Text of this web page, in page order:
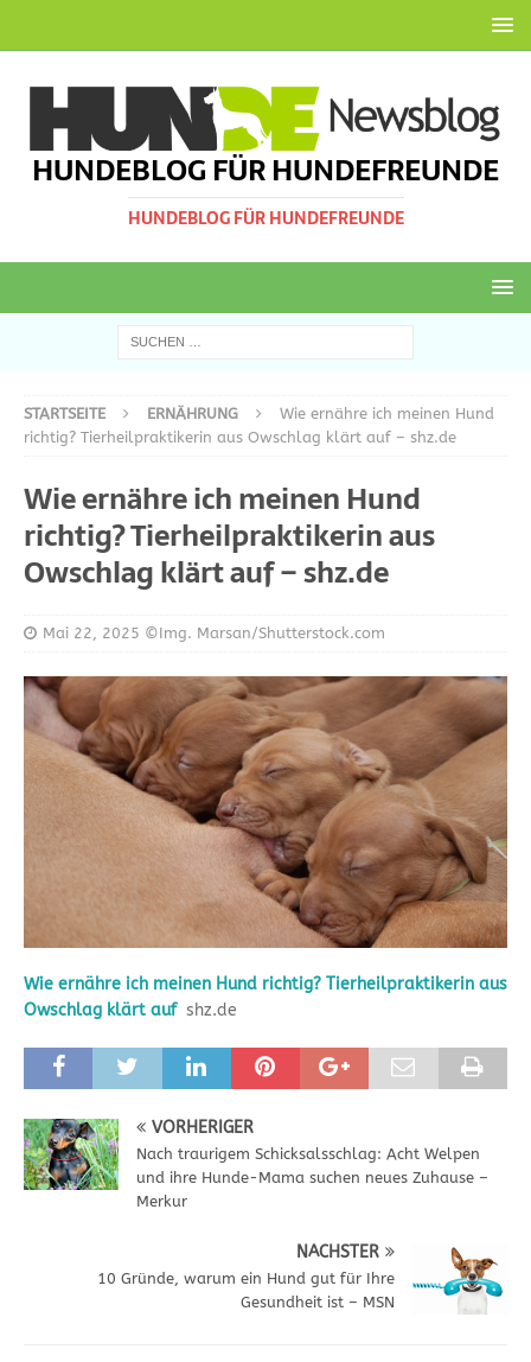
HUNDEBLOG FÜR HUNDEFREUNDE
HUNDEBLOG FÜR HUNDEFREUNDE
STARTSEITE ERNÄHRUNG
Wie ernähre ich meinen Hund
richtig? Tierheilpraktikerin aus Owschlag klärt auf – shz.de
Wie ernähre ich meinen Hund
richtig? Tierheilpraktikerin aus
Owschlag klärt auf – shz.de
Mai 22, 2025 ©Img. Marsan/Shutterstock.com
Wie ernähre ich meinen Hund richtig? Tierheilpraktikerin aus
Owschlag klärt auf shz.de
VORHERIGER
Nach traurigem Schicksalsschlag: Acht Welpen
und ihre Hunde-Mama suchen neues Zuhause –
Merkur
NÄCHSTER
10 Gründe, warum ein Hund gut für Ihre
Gesundheit ist – MSN